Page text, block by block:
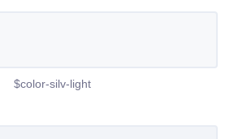
$color-silv-light